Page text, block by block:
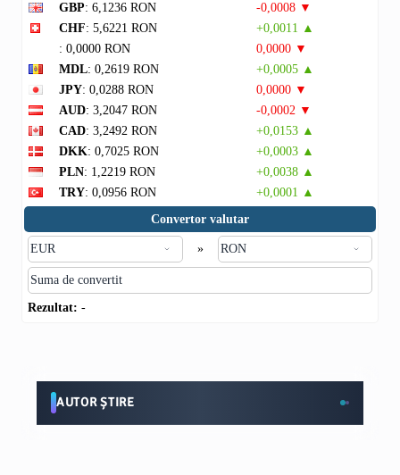
GBP: 6,1236 RON
-0,0008 ▼
CHF: 5,6221 RON
+0,0011 ▲
: 0,0000 RON
0,0000 ▼
MDL: 0,2619 RON
+0,0005 ▲
JPY: 0,0288 RON
0,0000 ▼
AUD: 3,2047 RON
-0,0002 ▼
CAD: 3,2492 RON
+0,0153 ▲
DKK: 0,7025 RON
+0,0003 ▲
PLN: 1,2219 RON
+0,0038 ▲
TRY: 0,0956 RON
+0,0001 ▲
Convertor valutar
»
Rezultat: -
AUTOR ȘTIRE